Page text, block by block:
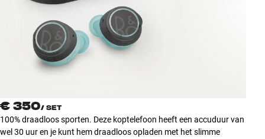
INSPIRATIE
MERKEN
NIEUW
AANBIEDINGEN
€ 350/ SET
100% draadloos sporten. Deze koptelefoon heeft een accuduur van
wel 30 uur en je kunt hem draadloos opladen met het slimme